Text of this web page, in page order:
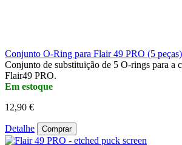
Conjunto O-Ring para Flair 49 PRO (5 peças)
Conjunto de substituição de 5 O-rings para a
Flair49 PRO.
Em estoque
12,90 €
Detalhe Comprar